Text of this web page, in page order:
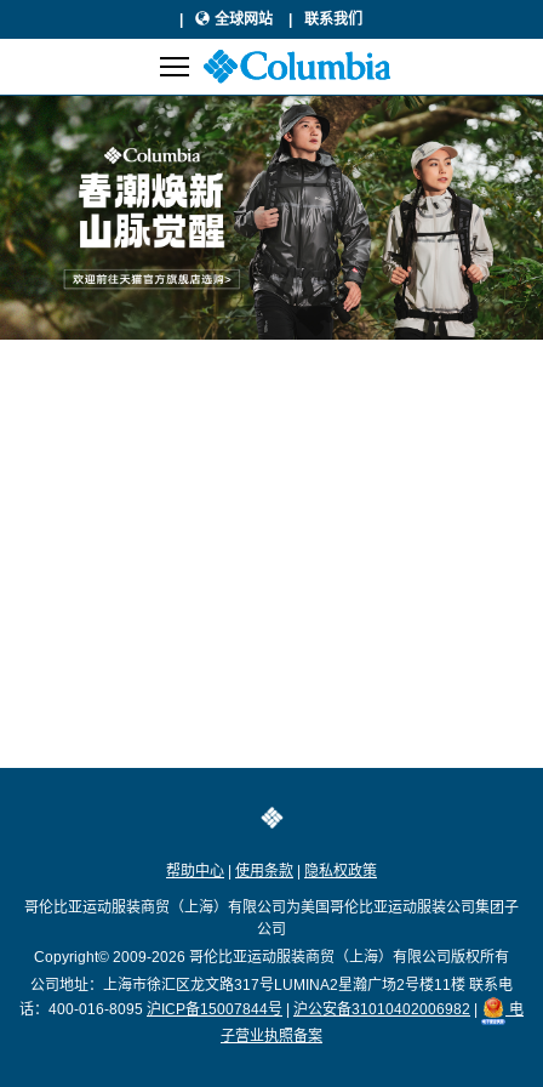
全球网站 联系我们
帮助中心 使用条款 隐私权政策
哥伦比亚运动服装商贸（上海）有限公司为美国哥伦比亚运动服装公司集团子
公司
Copyright© 2009-2026 哥伦比亚运动服装商贸（上海）有限公司版权所有
公司地址：上海市徐汇区龙文路317号LUMINA2星瀚广场2号楼11楼 联系电
话：400-016-8095 沪ICP备15007844号 沪公安备31010402006982
电
子营业执照备案